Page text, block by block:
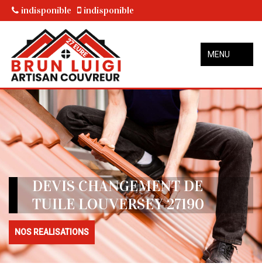
indisponible indisponible
MENU
DEVIS CHANGEMENT DE
TUILE LOUVERSEY 27190
NOS REALISATIONS